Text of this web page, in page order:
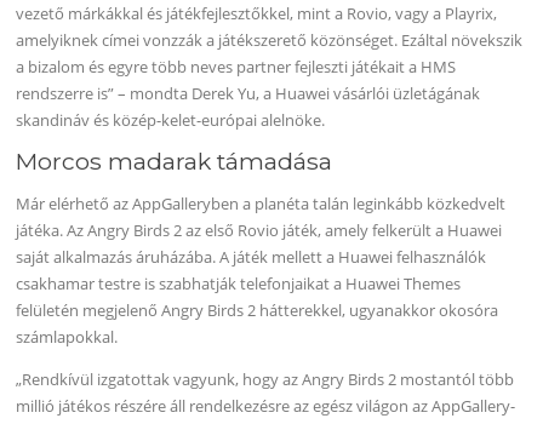
vezető márkákkal és játékfejlesztőkkel, mint a Rovio, vagy a Playrix,
amelyiknek címei vonzzák a játékszerető közönséget. Ezáltal növekszik
a bizalom és egyre több neves partner fejleszti játékait a HMS
rendszerre is” – mondta Derek Yu, a Huawei vásárlói üzletágának
skandináv és közép-kelet-európai alelnöke.
Morcos madarak támadása
Már elérhető az AppGalleryben a planéta talán leginkább közkedvelt
játéka. Az Angry Birds 2 az első Rovio játék, amely felkerült a Huawei
saját alkalmazás áruházába. A játék mellett a Huawei felhasználók
csakhamar testre is szabhatják telefonjaikat a Huawei Themes
felületén megjelenő Angry Birds 2 hátterekkel, ugyanakkor okosóra
számlapokkal.
„Rendkívül izgatottak vagyunk, hogy az Angry Birds 2 mostantól több
millió játékos részére áll rendelkezésre az egész világon az AppGallery-